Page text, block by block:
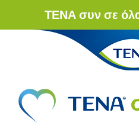
ΤΕΝΑ συν σε